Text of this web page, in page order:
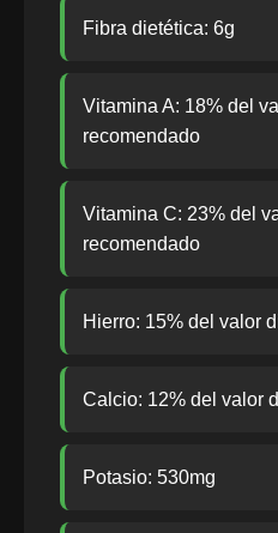
Fibra dietética: 6g
Vitamina A: 18% del
recomendado
Vitamina C: 23% del
recomendado
Hierro: 15% del valor
Calcio: 12% del valor
Potasio: 530mg